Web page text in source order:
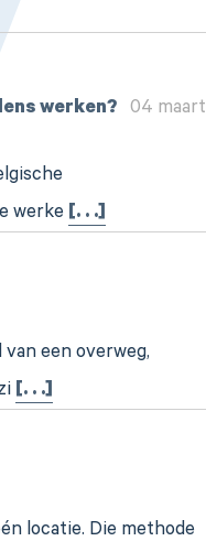
werken?
04 maart
werke [. . .]
een overweg,
[. . .]
locatie. Die methode